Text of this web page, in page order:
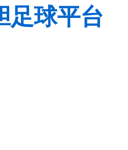
足球平台